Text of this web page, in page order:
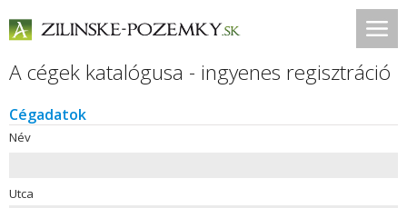
A cégek katalógusa - ingyenes regisztráció
Cégadatok
Név
Utca